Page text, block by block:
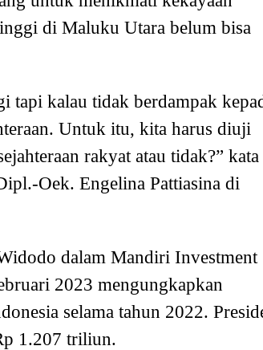
di Maluku Utara belum bisa
tapi kalau tidak berdampak
Untuk itu, kita harus diuji
rakyat atau tidak?” kata
Oek. Engelina Pattiasina di
dalam Mandiri Investment
2023 mengungkapkan
selama tahun 2022.
1.207 triliun.